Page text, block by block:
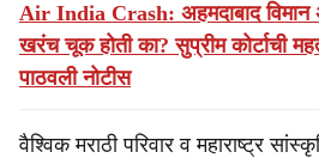
Air India Crash: अहमदाबाद विमान
खरंच चूक होती का? सुप्रीम कोर्टाची
पाठवली नोटीस
वैश्विक मराठी परिवार व महाराष्ट्र